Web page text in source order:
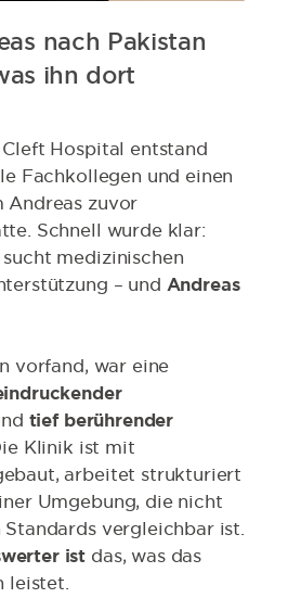
nach Pakistan
ihn dort
Hospital entstand
Fachkollegen und einen
Andreas zuvor
Schnell wurde klar:
medizinischen
– und Andreas
vorfand, war eine
tief berührender
Klinik ist mit
arbeitet strukturiert
Umgebung, die nicht
vergleichbar ist.
ist das, was das
leistet.